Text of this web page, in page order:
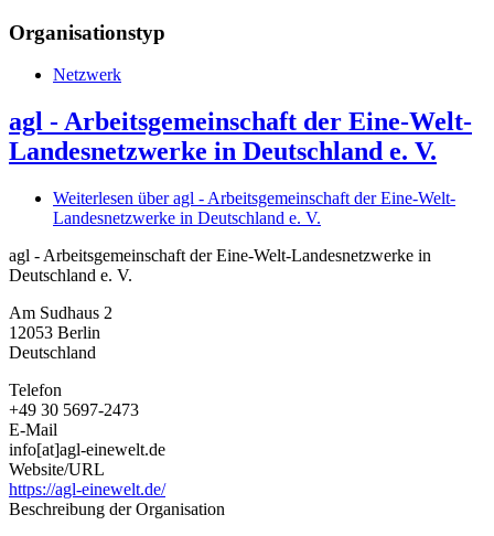
Organisationstyp
Netzwerk
agl - Arbeitsgemeinschaft der Eine-Welt-
Landesnetzwerke in Deutschland e. V.
Weiterlesen über agl - Arbeitsgemeinschaft der Eine-Welt-
Landesnetzwerke in Deutschland e. V.
agl - Arbeitsgemeinschaft der Eine-Welt-Landesnetzwerke in
Deutschland e. V.
Am Sudhaus 2
12053 Berlin
Deutschland
Telefon
+49 30 5697-2473
E-Mail
info[at]agl-einewelt.de
Website/URL
https://agl-einewelt.de/
Beschreibung der Organisation